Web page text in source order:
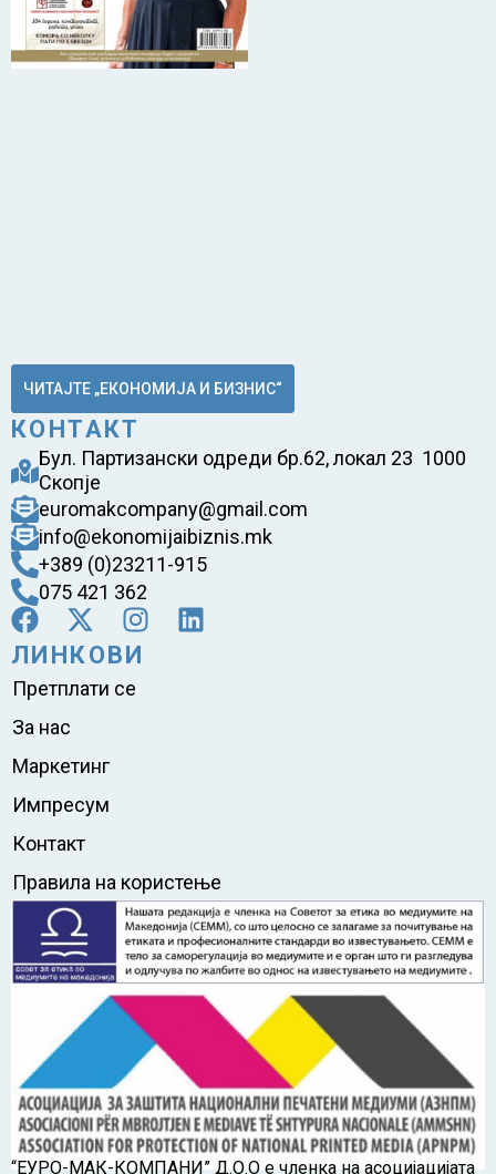
ЧИТАЈТЕ „ЕКОНОМИЈА И БИЗНИС“
КОНТАКТ
Бул. Партизански одреди бр.62, локал 23 1000
Скопје
euromakcompany@gmail.com
info@ekonomijaibiznis.mk
+389 (0)23211-915
075 421 362
ЛИНКОВИ
Претплати се
За нас
Маркетинг
Импресум
Контакт
Правила на користење
“ЕУРО-МАК-КОМПАНИ” Д.О.О е членка на асоцијацијата